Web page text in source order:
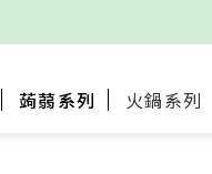
蒟蒻系列 火鍋系列